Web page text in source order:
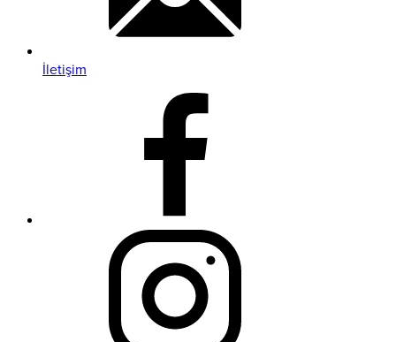
İletişim